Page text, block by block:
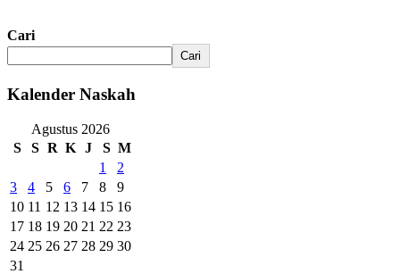
Cari
Cari
Kalender Naskah
Agustus 2026
S
S R K J S M
1
2
3
4 5 6 7 8
9
10 11 12 13 14 15 16
17 18 19 20 21 22 23
24 25 26 27 28 29 30
31